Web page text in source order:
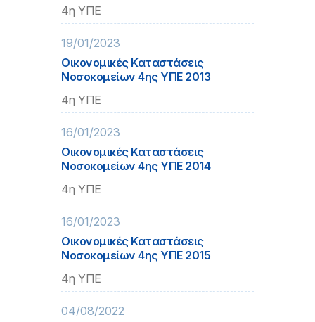
4η ΥΠΕ
19/01/2023
Οικονομικές Καταστάσεις
Νοσοκομείων 4ης ΥΠΕ 2013
4η ΥΠΕ
16/01/2023
Οικονομικές Καταστάσεις
Νοσοκομείων 4ης ΥΠΕ 2014
4η ΥΠΕ
16/01/2023
Οικονομικές Καταστάσεις
Νοσοκομείων 4ης ΥΠΕ 2015
4η ΥΠΕ
04/08/2022